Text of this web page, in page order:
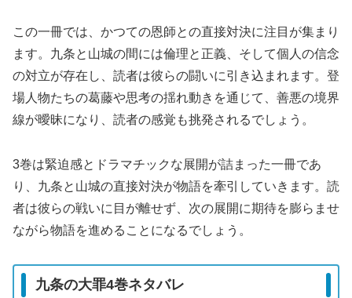
この一冊では、かつての恩師との直接対決に注目が集まり
ます。九条と山城の間には倫理と正義、そして個人の信念
の対立が存在し、読者は彼らの闘いに引き込まれます。登
場人物たちの葛藤や思考の揺れ動きを通じて、善悪の境界
線が曖昧になり、読者の感覚も挑発されるでしょう。
3巻は緊迫感とドラマチックな展開が詰まった一冊であ
り、九条と山城の直接対決が物語を牽引していきます。読
者は彼らの戦いに目が離せず、次の展開に期待を膨らませ
ながら物語を進めることになるでしょう。
九条の大罪4巻ネタバレ